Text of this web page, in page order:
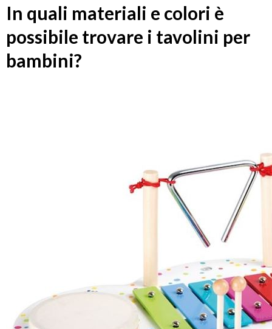
In quali materiali e colori è
possibile trovare i tavolini per
bambini?